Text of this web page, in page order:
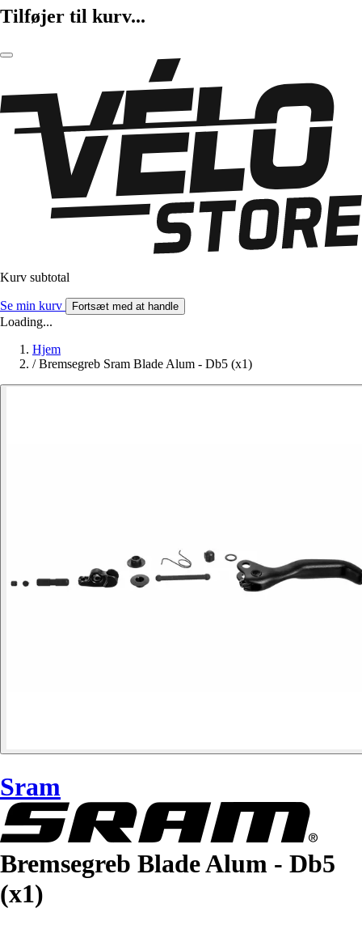
Tilføjer til kurv...
Kurv subtotal
Se min kurv Fortsæt med at handle
Loading...
Hjem
/ Bremsegreb Sram Blade Alum - Db5 (x1)
Sram
Bremsegreb Blade Alum - Db5
(x1)